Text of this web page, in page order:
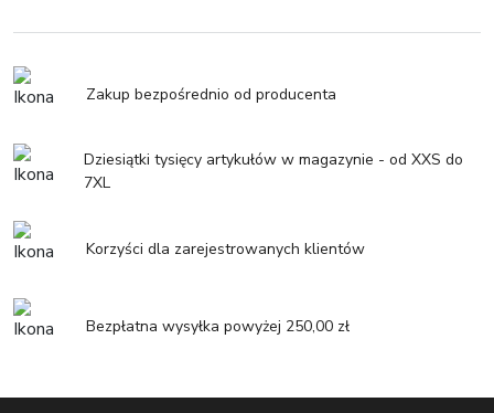
Zakup bezpośrednio od producenta
Dziesiątki tysięcy artykułów w magazynie - od XXS do
7XL
Korzyści dla zarejestrowanych klientów
Bezpłatna wysyłka powyżej 250,00 zł